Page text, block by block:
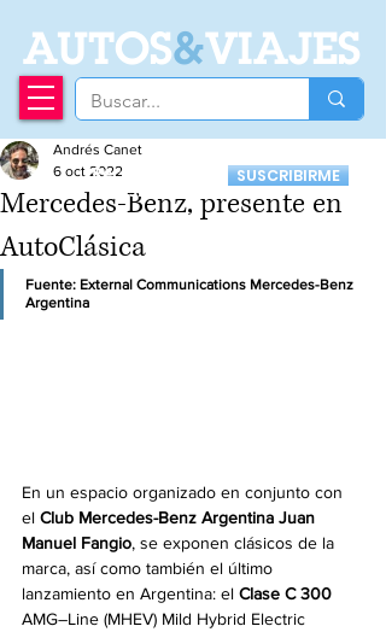
AUTOS&VIAJES
Recibí nuestro
Newsletter
SUSCRIBIRME
Mercedes-Benz, presente en
AutoClásica
Andrés Canet
6 oct 2022
Fuente: External Communications Mercedes-Benz
Argentina
En un espacio organizado en conjunto con
el Club Mercedes-Benz Argentina Juan
Manuel Fangio, se exponen clásicos de la
marca, así como también el último
lanzamiento en Argentina: el Clase C 300
AMG–Line (MHEV) Mild Hybrid Electric